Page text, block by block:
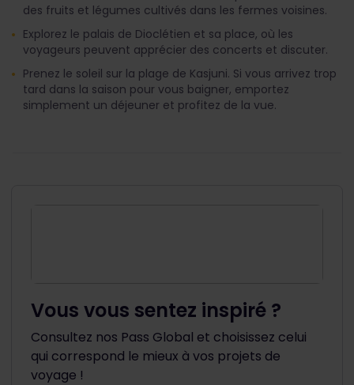
des fruits et légumes cultivés dans les fermes voisines.
Explorez le palais de Dioclétien et sa place, où les
voyageurs peuvent apprécier des concerts et discuter.
Prenez le soleil sur la plage de Kasjuni. Si vous arrivez trop
tard dans la saison pour vous baigner, emportez
simplement un déjeuner et profitez de la vue.
Vous vous sentez inspiré ?
Consultez nos Pass Global et choisissez celui
qui correspond le mieux à vos projets de
voyage !